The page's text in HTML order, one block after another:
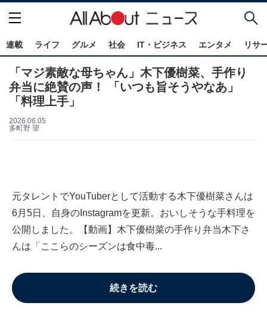
連載 ライフ グルメ 社会 IT・ビジネス エンタメ リサ
「マジ素敵な母ちゃん」木下優樹菜、手作り
弁当に絶賛の声！ 「いつも旨そうやなあ」
「料理上手」
2026.06.05
多町野 望
元タレントでYouTuberとして活動する木下優樹菜さんは
6月5日、自身のInstagramを更新。おいしそうな手料理を
公開しました。【動画】木下優樹菜の手作り弁当木下さ
んは「ここらのシーズンは食中毒...
続きを読む